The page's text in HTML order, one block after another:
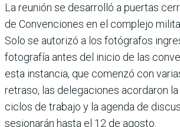
La reunión se desarrolló a puertas
de Convenciones en el complejo
Solo se autorizó a los fotógrafos
fotografía antes del inicio de las
esta instancia, que comenzó con
retraso, las delegaciones acordaron
ciclos de trabajo y la agenda de
sesionarán hasta el 12 de agosto.